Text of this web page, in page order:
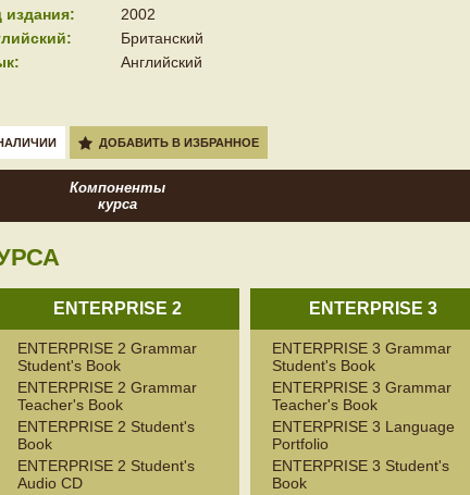
издания:
2002
Британский
Английский
ДОБАВИТЬ В ИЗБРАННОЕ
Компоненты
курса
ENTERPRISE 2
ENTERPRISE 2 Grammar
Student's Book
ENTERPRISE 2 Grammar
Teacher's Book
ENTERPRISE 2 Student's
Book
ENTERPRISE 2 Student's
Audio CD
ENTERPRISE 3
ENTERPRISE 3 Grammar
Student's Book
ENTERPRISE 3 Grammar
Teacher's Book
ENTERPRISE 3 Language
Portfolio
ENTERPRISE 3 Student's
Book